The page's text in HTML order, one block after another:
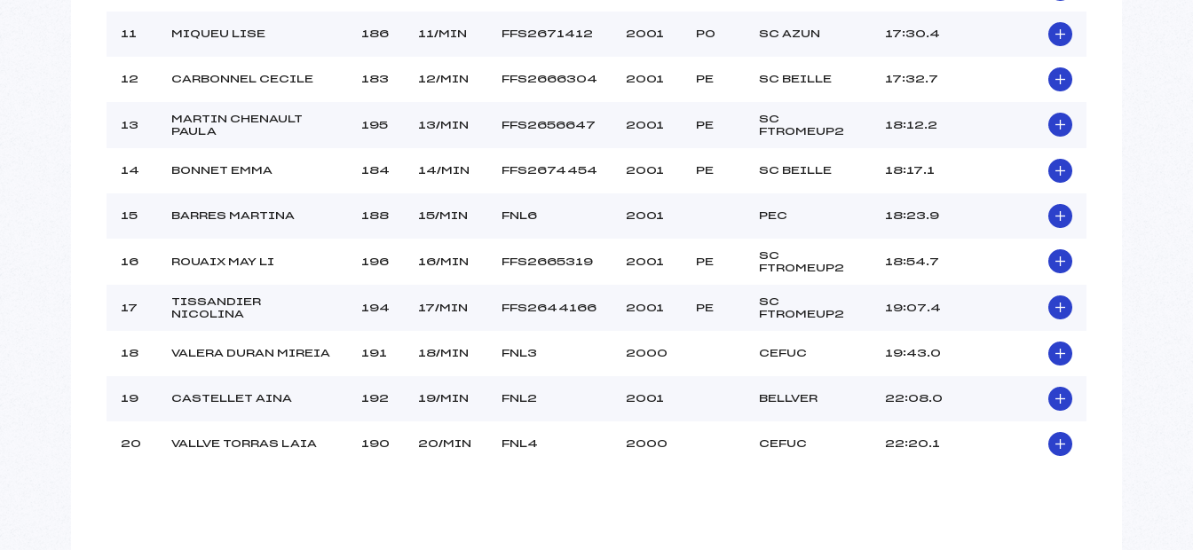
11 MIQUEU LISE 186 11/MIN FFS2671412 2001 PO SC AZUN 17:30.4
12 CARBONNEL CECILE 183 12/MIN FFS2666304 2001 PE SC BEILLE 17:32.7
13
MARTIN CHENAULT
PAULA
195 13/MIN FFS2656647 2001 PE
SC
FTROMEUP2
18:12.2
14 BONNET EMMA 184 14/MIN FFS2674454 2001 PE SC BEILLE 18:17.1
15 BARRES MARTINA 188 15/MIN FNL6 2001 PEC 18:23.9
16 ROUAIX MAY LI 196 16/MIN FFS2665319 2001 PE
SC
FTROMEUP2
18:54.7
17
TISSANDIER
NICOLINA
194 17/MIN FFS2644166 2001 PE
SC
FTROMEUP2
19:07.4
18 VALERA DURAN MIREIA 191 18/MIN FNL3 2000 CEFUC 19:43.0
19 CASTELLET AINA 192 19/MIN FNL2 2001 BELLVER 22:08.0
20 VALLVE TORRAS LAIA 190 20/MIN FNL4 2000 CEFUC 22:20.1